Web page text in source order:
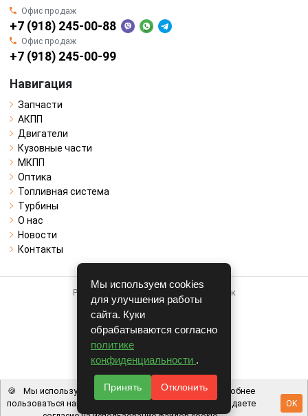
Офис продаж
+7 (918) 245-00-88
Офис продаж
+7 (918) 245-00-99
Навигация
Запчасти
АКПП
Двигатели
Кузовные части
МКПП
Оптика
Топливная система
Турбины
О нас
Новости
Контакты
Работает на системе для авторазборок
CARRO.БИЗНЕС
Полная версия
© COPYRIGHT 2026 г.
v1.1.24
Мы используем cookies
для улучшения работы
сайта. Куки
обрабатываются согласно
политике
конфиденциальности .
Принять Отклонить
🍪
Мы используем файлы cookie, чтобы вам было удобнее
пользоваться нашим сайтом. Используя наш сайт, вы даете
OK